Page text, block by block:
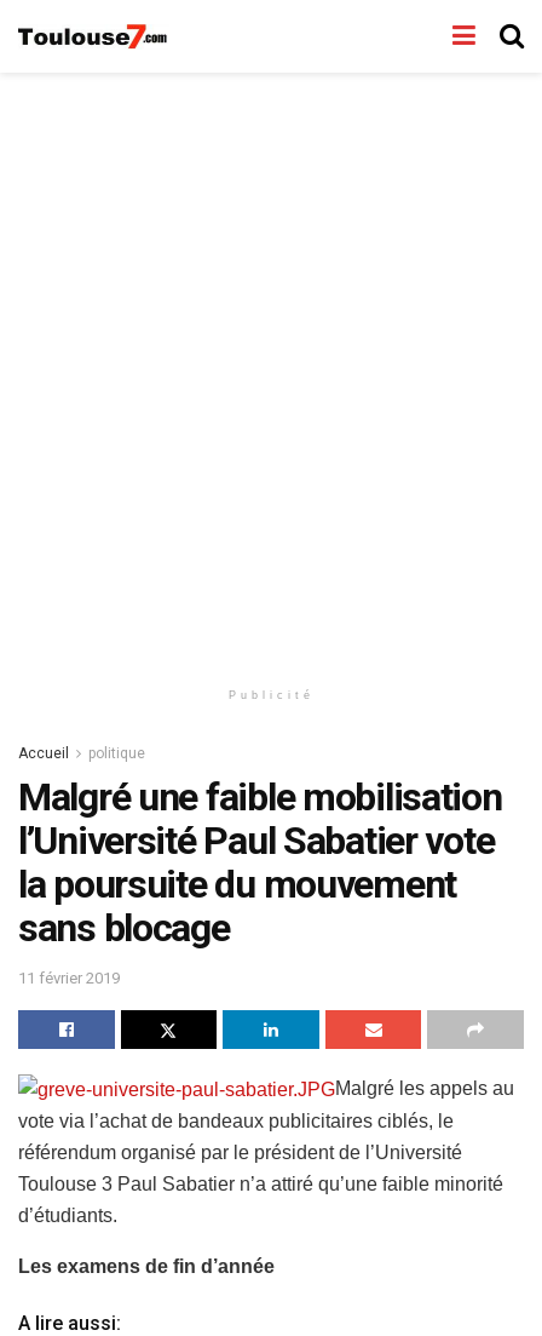
Publicité
Accueil politique
Malgré une faible mobilisation
l’Université Paul Sabatier vote
la poursuite du mouvement
sans blocage
11 février 2019
Malgré les appels au
vote via l’achat de bandeaux publicitaires ciblés, le
référendum organisé par le président de l’Université
Toulouse 3 Paul Sabatier n’a attiré qu’une faible minorité
d’étudiants.
Les examens de fin d’année
A lire aussi: